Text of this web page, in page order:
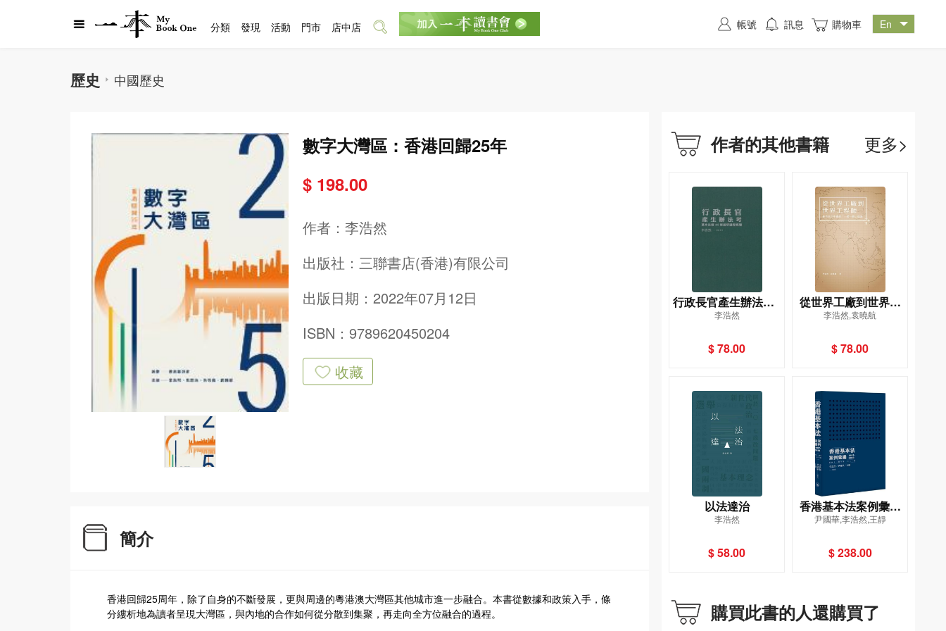
歷史 中國歷史
數字大灣區：香港回歸25年
$ 198.00
作者： 李浩然
出版社： 三聯書店(香港)有限公司
出版日期：2022年07月12日
ISBN：9789620450204
收藏
簡介
香港回歸25周年，除了自身的不斷發展，更與周邊的粵港澳大灣區其他城市進一步融合。本書從數據和政策入手，條
分縷析地為讀者呈現大灣區，與內地的合作如何從分散到集聚，再走向全方位融合的過程。
作者的其他書籍 更多>
行政長官產生辦法考--
基本法第45條起草過
李浩然
$ 78.00
從世界工廠到世界工
程師--新角色下中國的
李浩然,袁曉航
$ 78.00
以法達治
李浩然
$ 58.00
香港基本法案例彙編
（1997-2010）（第
十條）
尹國華,李浩然,王靜
$ 238.00
購買此書的人還購買了
分類 發現 活動 門市 店中店 帳號 訊息 購物車